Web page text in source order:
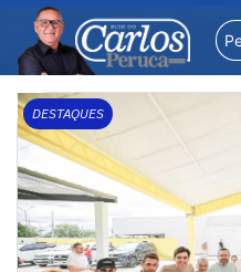
DESTAQUES